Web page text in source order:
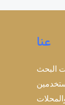
2023عنا
البحث